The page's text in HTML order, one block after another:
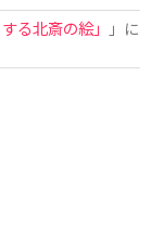
る北斎の絵」
」に